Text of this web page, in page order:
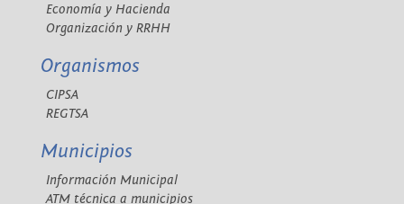
Economía y Hacienda
Organización y RRHH
Organismos
CIPSA
REGTSA
Municipios
Información Municipal
ATM técnica a municipios